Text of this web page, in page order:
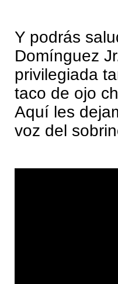
Y podrás
Domínguez
privilegiada
taco de ojo
Aquí les
voz del